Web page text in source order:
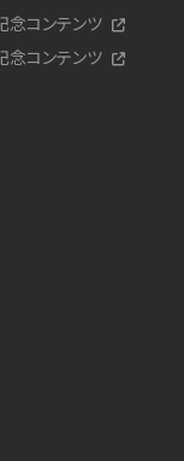
念コンテンツ
念コンテンツ